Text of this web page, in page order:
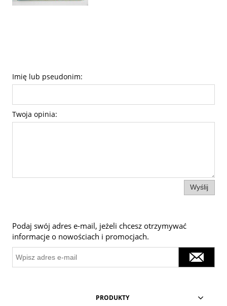
Imię lub pseudonim:
Twoja opinia:
Wyślij
Podaj swój adres e-mail, jeżeli chcesz otrzymywać
informacje o nowościach i promocjach.
PRODUKTY